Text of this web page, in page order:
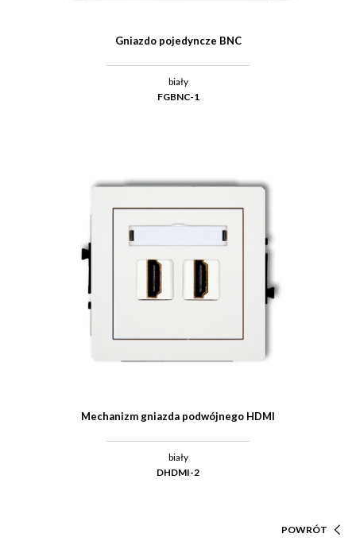
Gniazdo pojedyncze BNC
biały
FGBNC-1
Mechanizm gniazda podwójnego HDMI
biały
DHDMI-2
POWRÓT